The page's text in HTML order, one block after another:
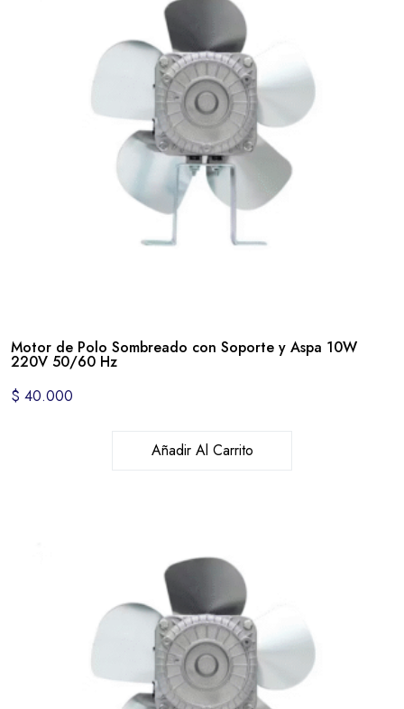
Motor de Polo Sombreado con Soporte y Aspa 10W
220V 50/60 Hz
$ 40.000
Añadir Al Carrito